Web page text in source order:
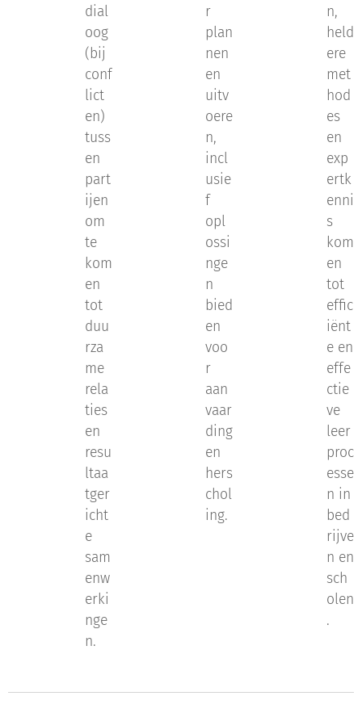
dial
oog
(bij
conf
lict
en)
tuss
en
part
ijen
om
te
kom
en
tot
duu
rza
me
rela
ties
en
resu
ltaa
tger
icht
e
sam
enw
erki
nge
n.
r
plan
nen
en
uitv
oere
n,
incl
usie
f
opl
ossi
nge
n
bied
en
voo
r
aan
vaar
ding
en
hers
chol
ing.
n,
held
ere
met
hod
es
en
exp
ertk
enni
s
kom
en
tot
effic
iënt
e en
effe
ctie
ve
leer
proc
esse
n in
bed
rijve
n en
sch
olen
.